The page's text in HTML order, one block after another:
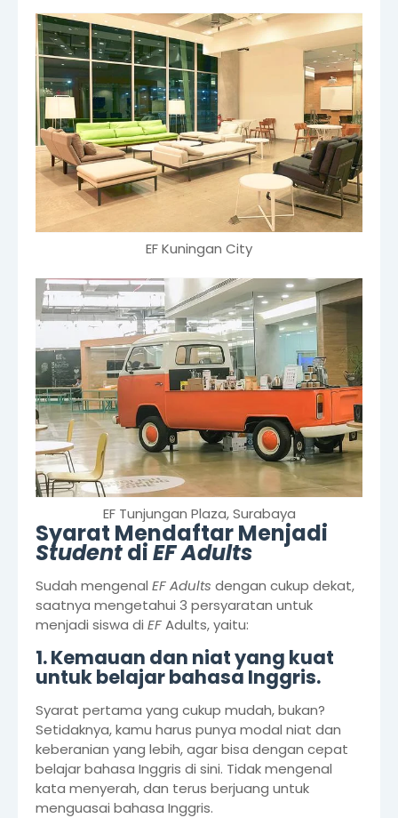
EF Kuningan City
EF Tunjungan Plaza, Surabaya
Syarat Mendaftar Menjadi
StudentdiEF Adults
Sudah mengenal EF Adults dengan cukup dekat,
saatnya mengetahui 3 persyaratan untuk
menjadi siswa di EFAdults, yaitu:
1. Kemauan dan niat yang kuat
untuk belajar bahasa Inggris.
Syarat pertama yang cukup mudah, bukan?
Setidaknya, kamu harus punya modal niat dan
keberanian yang lebih, agar bisa dengan cepat
belajar bahasa Inggris di sini. Tidak mengenal
kata menyerah, dan terus berjuang untuk
menguasai bahasa Inggris.